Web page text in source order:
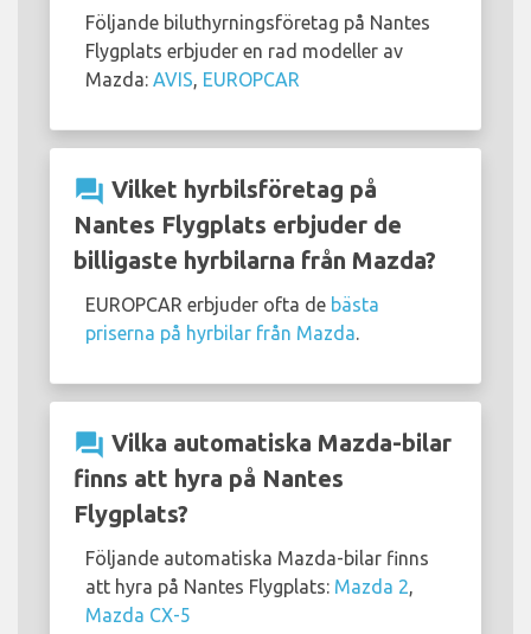
Följande biluthyrningsföretag på Nantes
Flygplats erbjuder en rad modeller av
Mazda: AVIS, EUROPCAR
question_answer Vilket hyrbilsföretag på
Nantes Flygplats erbjuder de
billigaste hyrbilarna från Mazda?
EUROPCAR erbjuder ofta de bästa
priserna på hyrbilar från Mazda.
question_answer Vilka automatiska Mazda-bilar
finns att hyra på Nantes
Flygplats?
Följande automatiska Mazda-bilar finns
att hyra på Nantes Flygplats: Mazda 2,
Mazda CX-5